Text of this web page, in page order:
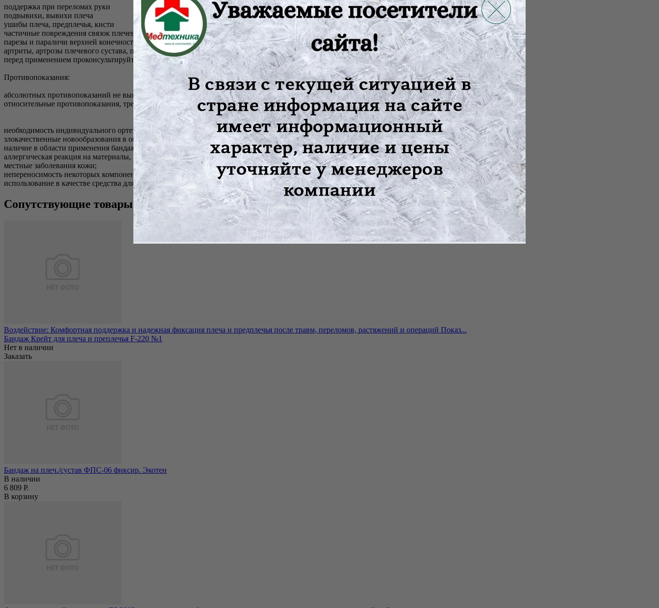
поддержка при переломах руки
подвывихи, вывихи плеча
ушибы плеча, предплечья, кисти
частичные повреждения связок плечевого сустава, акромиально-ключичного сочленения, локтевого сустава
парезы и параличи верхней конечности
артриты, артрозы плечевого сустава, плечелопаточные периартриты
перед применением проконсультируйтесь со специалистом
Противопоказания:
абсолютных противопоказаний не выявлено
относительные противопоказания, требуют консультации врача:
необходимость индивидуального ортезирования сустава
злокачественные новообразования в области использования бандажа
наличие в области применения бандажа контактных дерматитов, трофических язв и пролежней
аллергическая реакция на материалы, из которых изготовлено изделие
местные заболевания кожи;
непереносимость некоторых компонентов, входящих в структуру материала;
использование в качестве средства для выполнения согревающего компресса без назначения врача.
Сопутствующие товары
Воздействие: Комфортная поддержка и надежная фиксация плеча и предплечья после травм, переломов, растяжений и операций Показ...
Бандаж Крейт для плеча и преплечья F-220 №1
Нет в наличии
Заказать
Бандаж на плеч./сустав ФПС-06 фиксир. Экотен
В наличии
6 809 Р.
В корзину